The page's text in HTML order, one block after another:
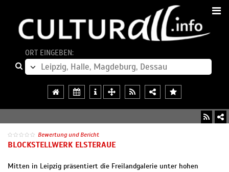
ORT EINGEBEN:
Bewertung und Bericht
BLOCKSTELLWERK ELSTERAUE
Mitten in Leipzig präsentiert die Freilandgalerie unter hohen